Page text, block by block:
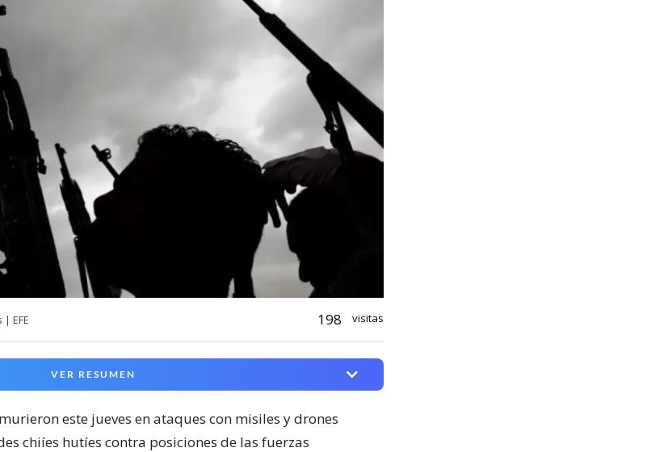
EFE 198 visitas
VER RESUMEN
este jueves en ataques con misiles y drones
chiíes hutíes contra posiciones de las fuerzas